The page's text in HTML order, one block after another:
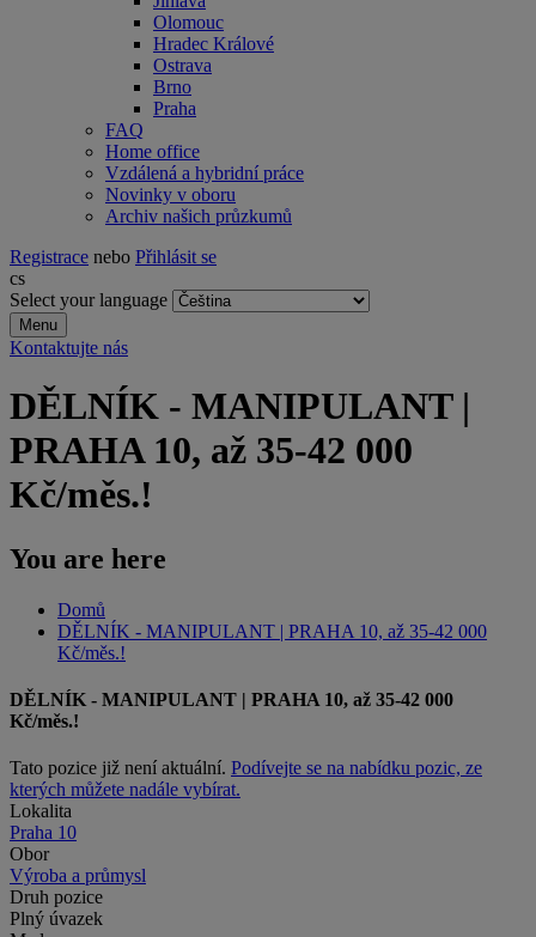
Olomouc
Hradec Králové
Ostrava
Brno
Praha
FAQ
Home office
Vzdálená a hybridní práce
Novinky v oboru
Archiv našich průzkumů
Registrace nebo Přihlásit se
cs
Select your language
Menu
Kontaktujte nás
DĚLNÍK - MANIPULANT |
PRAHA 10, až 35-42 000
Kč/měs.!
You are here
Domů
DĚLNÍK - MANIPULANT | PRAHA 10, až 35-42 000
Kč/měs.!
DĚLNÍK - MANIPULANT | PRAHA 10, až 35-42 000
Kč/měs.!
Tato pozice již není aktuální. Podívejte se na nabídku pozic, ze
kterých můžete nadále vybírat.
Lokalita
Praha 10
Obor
Výroba a průmysl
Druh pozice
Plný úvazek